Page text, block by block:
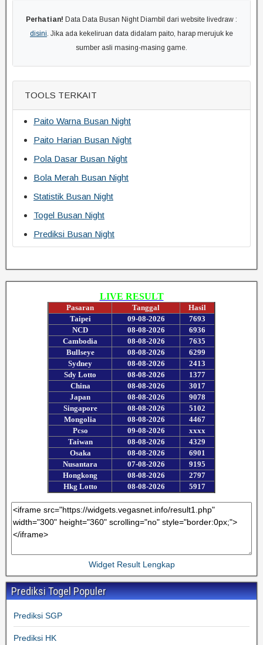
Perhatian! Data Data Busan Night Diambil dari website livedraw :
disini. Jika ada kekeliruan data didalam paito, harap merujuk ke
sumber asli masing-masing game.
TOOLS TERKAIT
Paito Warna Busan Night
Paito Harian Busan Night
Pola Dasar Busan Night
Bola Merah Busan Night
Statistik Busan Night
Togel Busan Night
Prediksi Busan Night
Widget Result Lengkap
Prediksi Togel Populer
Prediksi SGP
Prediksi HK